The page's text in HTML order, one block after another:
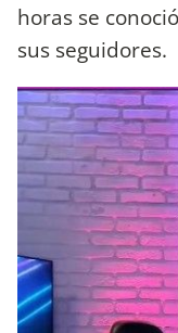
horas se
sus seguidores.